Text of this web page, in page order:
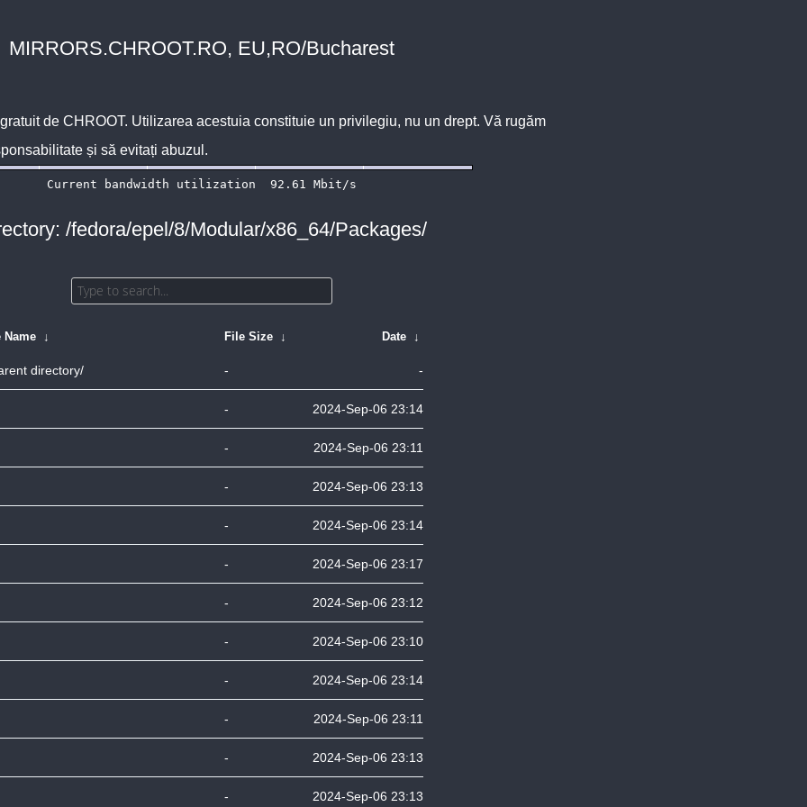
MIRRORS.CHROOT.RO, EU,RO/Bucharest
de CHROOT. Utilizarea acestuia constituie un privilegiu, nu un drept. Vă rugăm
și să evitați abuzul.
/fedora/epel/8/Modular/x86_64/Packages/
Name ↓ File Size ↓ Date ↓
directory/ - -
- 2024-Sep-06 23:14
- 2024-Sep-06 23:11
- 2024-Sep-06 23:13
- 2024-Sep-06 23:14
- 2024-Sep-06 23:17
- 2024-Sep-06 23:12
- 2024-Sep-06 23:10
- 2024-Sep-06 23:14
- 2024-Sep-06 23:11
- 2024-Sep-06 23:13
- 2024-Sep-06 23:13